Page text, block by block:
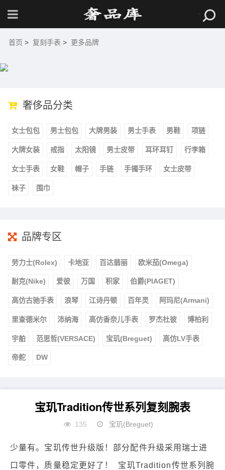
首页 > 复刻手表 > 更多品牌
奢侈品分类
女士包包 男士包包 大牌男装 男士手表 男鞋 项链
大牌女装 戒指 太阳镜 男士皮带 耳环耳钉 行李箱
女士手表 女鞋 帽子 手链 手镯手环 女士皮带
袜子 围巾
品牌专区
劳力士(Rolex) 卡地亚 百达翡丽 欧米茄(Omega)
耐克(Nike) 爱彼 万国 积家 伯爵(PIAGET)
高仿古驰手表 浪琴 江诗丹顿 百年灵 阿玛尼(Armani)
里查德米尔 沛纳海 高仿香奈儿手表 罗杰杜彼 博柏利
宇舶 范思哲(VERSACE) 宝玑(Breguet) 高仿LV手表
帝舵 DW
宝玑Tradition传世系列复刻腕表
135 宝玑(Breguet)
少量有。宝玑传世升级版！部分配件升级采用瑞士进
口零件，质量稳定更好了！ 宝玑Tradition传世系列腕